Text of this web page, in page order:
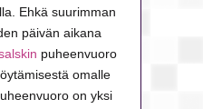
Ehkä suurimman
päivän aikana
puheenvuoro
omalle
on yksi